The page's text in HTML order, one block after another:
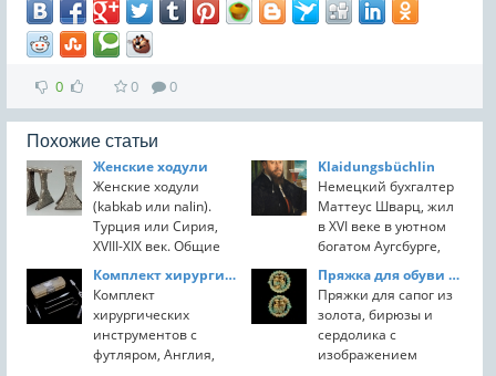
0 0 0
Похожие статьи
Женские ходули
Женские ходули
(kabkab или nalin).
Турция или Сирия,
XVIII-XIX век. Общие
размеры: 27,5 х 19 х
23 см. Материал:
древесина с
перламутровой
инкрустацией,
слоновая кость,
Klaidungsbüchlin
Немецкий бухгалтер
Маттеус Шварц, жил
в XVI веке в уютном
богатом Аугсбурге,
служил главбухом у
банкиров Фуггеров и
решил собрать в
одной книге все
наряды, которые он...
Комплект хирургических инструментов с футляром
Комплект
хирургических
инструментов с
футляром, Англия,
Пряжка для обуви из Афганистана
Пряжки для сапог из
золота, бирюзы и
сердолика с
изображением